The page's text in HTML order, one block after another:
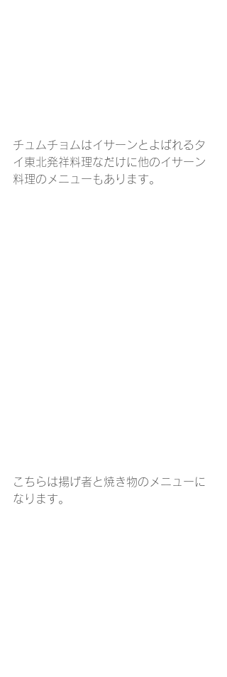
チュムチョムはイサーンとよばれるタ
イ東北発祥料理なだけに他のイサーン
料理のメニューもあります。
こちらは揚げ者と焼き物のメニューに
なります。